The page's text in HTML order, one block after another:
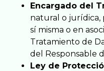
Encargado del
natural o jurídica,
sí misma o en
Tratamiento de
del Responsable
Ley de